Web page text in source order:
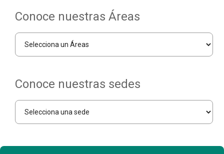
Conoce nuestras Áreas
Conoce nuestras sedes